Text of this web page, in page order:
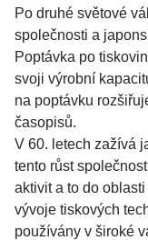
Po druhé světové
společnosti a
Poptávka po
svoji výrobní
na poptávku
časopisů.
V 60. letech zažívá
tento růst
aktivit a to do
vývoje tiskových
používány v široké